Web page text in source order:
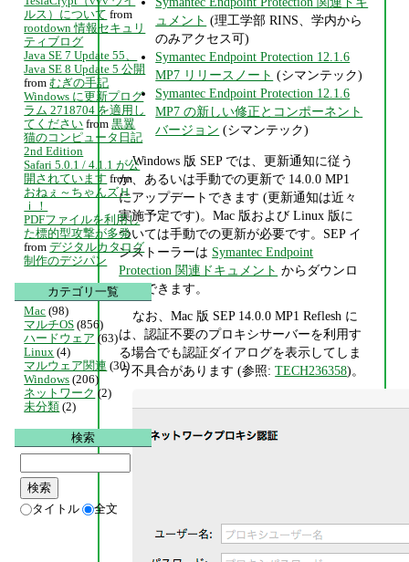
ュメント (理工学部 RINS、学内から
のみアクセス可)
Symantec Endpoint Protection 12.1.6
MP7 リリースノート (シマンテック)
Symantec Endpoint Protection 12.1.6
MP7 の新しい修正とコンポーネント
バージョン (シマンテック)
Windows 版 SEP では、更新通知に従う
か、あるいは手動での更新で 14.0.0 MP1
にアップデートできます (更新通知は近々
実施予定です)。Mac 版および Linux 版に
ついては手動での更新が必要です。SEP イ
ンストーラーは Symantec Endpoint
Protection 関連ドキュメント からダウンロ
ードできます。
なお、Mac 版 SEP 14.0.0 MP1 Reflesh に
は、認証不要のプロキシサーバーを利用す
る場合でも認証ダイアログを表示してしま
う不具合があります (参照:TECH236358)。
ルス）について from
rootdown 情報セキュリ
ティブログ
Java SE 7 Update 55、
Java SE 8 Update 5 公開
from むぎの手記
Windows に更新プログ
ラム 2718704 を適用し
てください from 黒翼
猫のコンピュータ日記
2nd Edition
Safari 5.0.1 / 4.1.1 が公
開されています from
おねぇ～ちゃんズＨ
ｉ！
PDFファイルを利用し
た標的型攻撃が多発
from デジタルカタログ
制作のデジパン
カテゴリ一覧
Mac (98)
マルチOS (856)
ハードウェア (63)
Linux (4)
マルウェア関連 (30)
Windows (206)
ネットワーク (2)
未分類 (2)
検索
タイトル 全文